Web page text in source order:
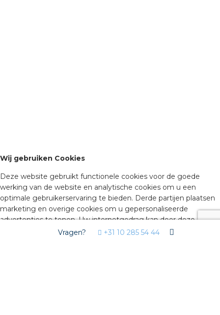
Vragen? +31 10 285 54 44
Wij gebruiken Cookies
Deze website gebruikt functionele cookies voor de goede
werking van de website en analytische cookies om u een
optimale gebruikerservaring te bieden. Derde partijen plaatsen
marketing en overige cookies om u gepersonaliseerde
advertenties te tonen. Uw internetgedrag kan door deze
derden gevolgd worden via deze cookies. Door hiernaast op